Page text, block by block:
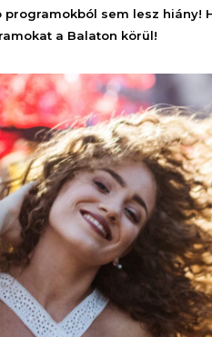
sem lesz hiány!
a Balaton körül!